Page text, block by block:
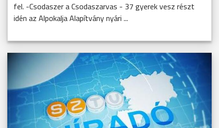
fel. -Csodaszer a Csodaszarvas - 37 gyerek vesz részt
idén az Alpokalja Alapítvány nyári ...